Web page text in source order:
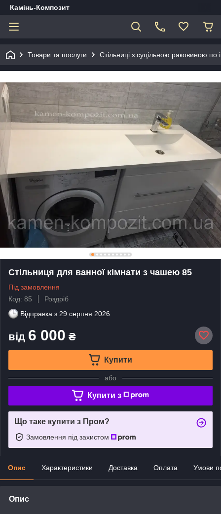
Камінь-Композит
Товари та послуги Стільниці з суцільною раковиною по
Стільниця для ванної кімнати з чашею 85
Під замовлення
Код: 85
Роздріб
Відправка з 29 серпня 2026
від 6 000 ₴
Купити
або
Купити з
Що таке купити з Пром?
Замовлення під захистом
Опис Характеристики Доставка Оплата Умови
Опис